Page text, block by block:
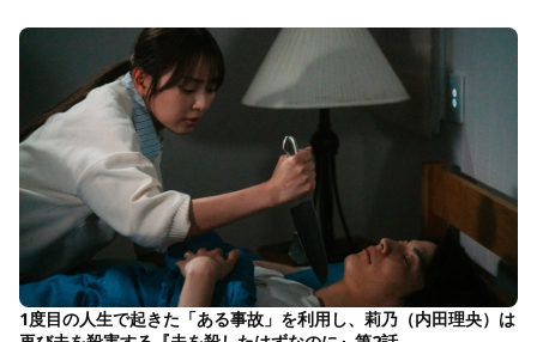
1度目の人生で起きた「ある事故」を利用し、莉乃（内田理央）は